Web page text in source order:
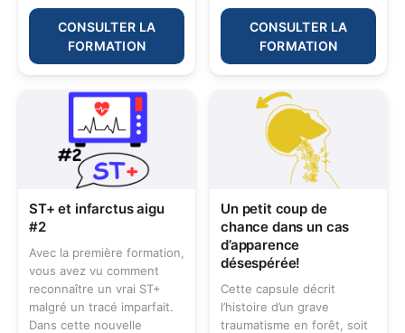
CONSULTER LA
FORMATION
CONSULTER LA
FORMATION
ST+ et infarctus aigu
#2
Avec la première formation,
vous avez vu comment
reconnaître un vrai ST+
malgré un tracé imparfait.
Dans cette nouvelle
Un petit coup de
chance dans un cas
d’apparence
désespérée!
Cette capsule décrit
l’histoire d’un grave
traumatisme en forêt, soit